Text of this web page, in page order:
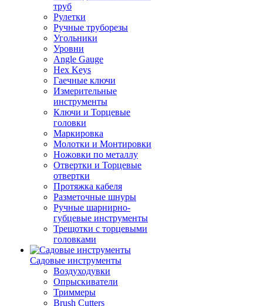
труб
Рулетки
Ручные труборезы
Угольники
Уровни
Angle Gauge
Hex Keys
Гаечные ключи
Измерительные
инструменты
Ключи и Торцевые
головки
Маркировка
Молотки и Монтировки
Ножовки по металлу
Отвертки и Торцевые
отвертки
Протяжка кабеля
Разметочные шнуры
Ручные шарнирно-
губцевые инструменты
Трещотки с торцевыми
головками
Садовые инструменты
Воздуходувки
Опрыскиватели
Триммеры
Brush Cutters